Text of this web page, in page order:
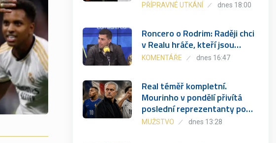
PŘÍPRAVNÉ UTKÁNÍ dnes 18:00
Roncero o Rodrim: Raději chci
v Realu hráče, kteří jsou…
KOMENTÁŘE dnes 16:47
Real téměř kompletní.
Mourinho v pondělí přivítá
poslední reprezentanty po…
MUŽSTVO dnes 13:28